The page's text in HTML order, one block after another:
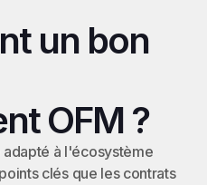
un bon
OFM ?
à l'écosystème
clés que les contrats